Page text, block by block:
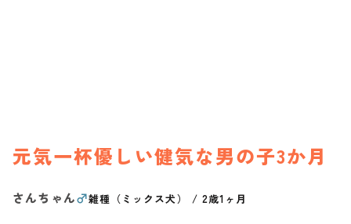
元気一杯優しい健気な男の子3か月
さんちゃん♂雑種（ミックス犬） / 2歳1ヶ月